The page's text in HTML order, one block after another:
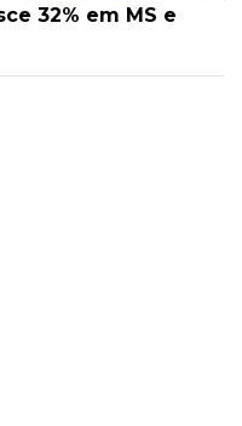
32% em MS e